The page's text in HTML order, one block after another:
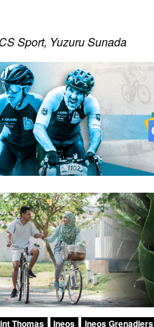
Sport, Yuzuru Sunada
Thomas Ineos Ineos Grenadiers